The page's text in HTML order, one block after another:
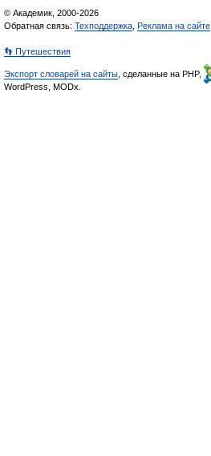
© Академик, 2000-2026
Обратная связь: Техподдержка Реклама на сайте
👣 Путешествия
Экспорт словарей на сайты , сделанные на PHP,
WordPress, MODx.